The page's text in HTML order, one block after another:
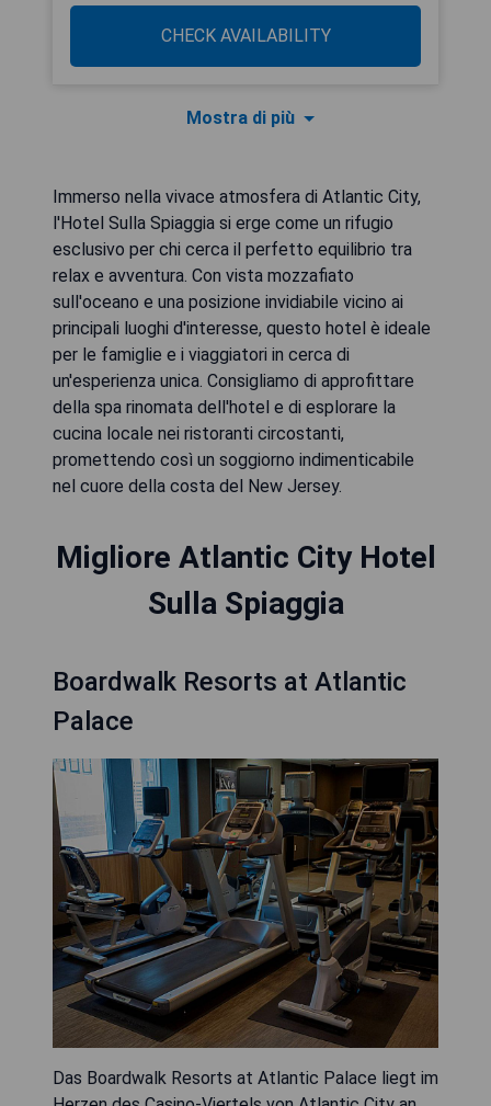
CHECK AVAILABILITY
Mostra di più
Immerso nella vivace atmosfera di Atlantic City,
l'Hotel Sulla Spiaggia si erge come un rifugio
esclusivo per chi cerca il perfetto equilibrio tra
relax e avventura. Con vista mozzafiato
sull'oceano e una posizione invidiabile vicino ai
principali luoghi d'interesse, questo hotel è ideale
per le famiglie e i viaggiatori in cerca di
un'esperienza unica. Consigliamo di approfittare
della spa rinomata dell'hotel e di esplorare la
cucina locale nei ristoranti circostanti,
promettendo così un soggiorno indimenticabile
nel cuore della costa del New Jersey.
Migliore Atlantic City Hotel
Sulla Spiaggia
Boardwalk Resorts at Atlantic
Palace
Das Boardwalk Resorts at Atlantic Palace liegt im